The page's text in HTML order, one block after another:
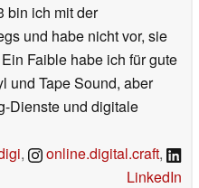
bin ich mit der
und habe nicht vor, sie
Faible habe ich für gute
und Tape Sound, aber
Dienste und digitale
, online.digital.craft,
LinkedIn